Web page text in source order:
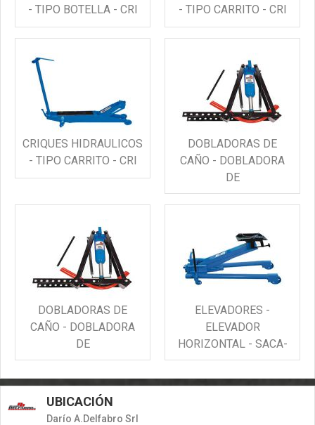
- TIPO BOTELLA - CRI
- TIPO CARRITO - CRI
CRIQUES HIDRAULICOS
- TIPO CARRITO - CRI
DOBLADORAS DE
CAÑO - DOBLADORA
DE
DOBLADORAS DE
CAÑO - DOBLADORA
DE
ELEVADORES -
ELEVADOR
HORIZONTAL - SACA-
UBICACIÓN
Darío A.Delfabro Srl